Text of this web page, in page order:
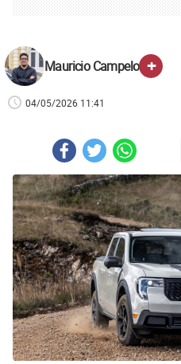
Mauricio Campelo +
04/05/2026 11:41